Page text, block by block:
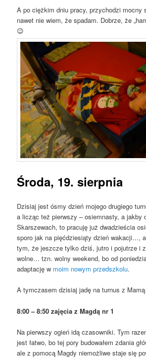
A po ciężkim dniu pracy, przychodzi mocny
nawet nie wiem, że spadam. Dobrze, że
😉
Środa, 19. sierpnia
Dzisiaj jest ósmy dzień mojego drugiego
a licząc też pierwszy – osiemnasty, a jakby
Skarszewach, to pracuję już dwadzieścia
sporo jak na pięćdziesiąty dzień wakacji…,
tym, że jeszcze tylko dziś, jutro i pojutrze i
wolne… tzn. wolny weekend, bo od
adaptację w moim nowym przedszkolu.
A tymczasem dzisiaj jadę na turnus z
8:00 – 8:50 zajęcia z Magdą nr 1
Na pierwszy ogień idą czasowniki. Tym
jest łatwo, bo tej pory budowałem zdania
ale z pomocą Magdy niemożliwe staje się